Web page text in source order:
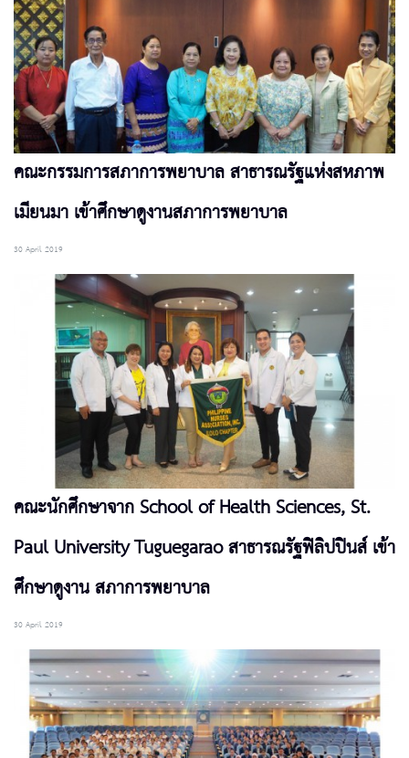
คณะกรรมการสภาการพยาบาล สาธารณรัฐแห่งสหภาพ
เมียนมา เข้าศึกษาดูงานสภาการพยาบาล
30 April 2019
คณะนักศึกษาจาก School of Health Sciences, St.
Paul University Tuguegarao สาธารณรัฐฟิลิปปินส์ เข้า
ศึกษาดูงาน สภาการพยาบาล
30 April 2019